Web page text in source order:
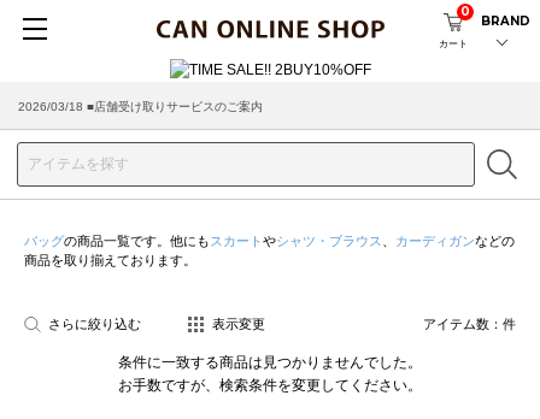
カート
0
BRAND
2026/03/18 ■店舗受け取りサービスのご案内
バッグの商品一覧です。他にも スカート やシャツ・ブラウス カーディガンなどの
商品を取り揃えております。
さらに絞り込む 表示変更 アイテム数： 件
条件に一致する商品は見つかりませんでした。
お手数ですが、検索条件を変更してください。